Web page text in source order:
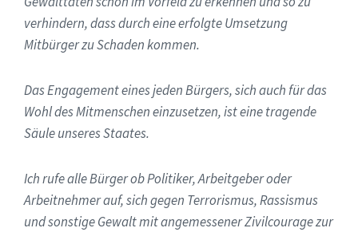
verhindern, dass durch eine erfolgte Umsetzung
Mitbürger zu Schaden kommen.
Das Engagement eines jeden Bürgers, sich auch für das
Wohl des Mitmenschen einzusetzen, ist eine tragende
Säule unseres Staates.
Ich rufe alle Bürger ob Politiker, Arbeitgeber oder
Arbeitnehmer auf, sich gegen Terrorismus, Rassismus
und sonstige Gewalt mit angemessener Zivilcourage zur